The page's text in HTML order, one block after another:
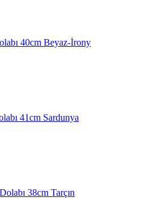
40cm Beyaz-İrony
41cm Sardunya
38cm Tarçın